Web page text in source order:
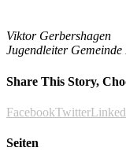
Viktor Gerbershagen
Jugendleiter Gemeinde
Share This Story,
FacebookTwitter
Seiten